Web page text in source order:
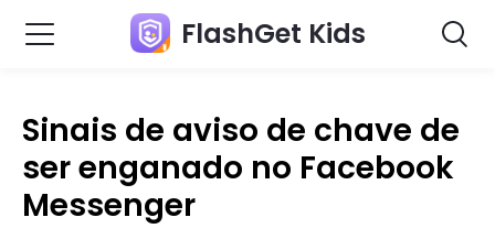
FlashGet Kids
Sinais de aviso de chave de
ser enganado no Facebook
Messenger